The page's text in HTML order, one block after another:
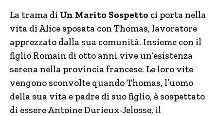
La trama di Un Marito Sospetto ci porta nella
vita di Alice sposata con Thomas, lavoratore
apprezzato dalla sua comunità. Insieme con il
figlio Romain di otto anni vive un’esistenza
serena nella provincia francese. Le loro vite
vengono sconvolte quando Thomas, l’uomo
della sua vita e padre di suo figlio, è sospettato
di essere Antoine Durieux-Jelosse, il